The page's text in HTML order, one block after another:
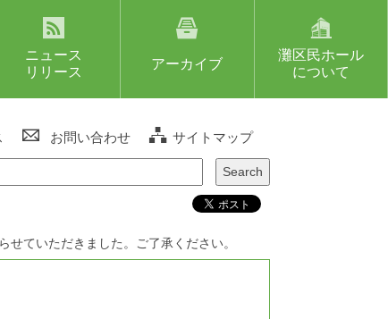
ニュース
リリース
アーカイブ
灘区民ホール
について
お問い合わせ サイトマップ
ていただきました。ご了承ください。